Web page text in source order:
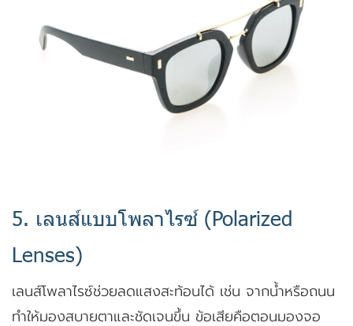
5. เลนส์แบบโพลาไรซ์ (Polarized
Lenses)
เลนส์โพลาไรซ์ช่วยลดแสงสะท้อนได้ เช่น จากน้ำหรือถนน
ทำให้มองสบายตาและชัดเจนขึ้น ข้อเสียคือตอนมองจอ